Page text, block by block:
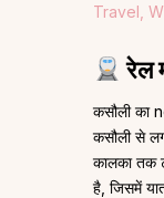
Travel,
रेल
कसौली का
कसौली से
कालका तक
है, जिसमें